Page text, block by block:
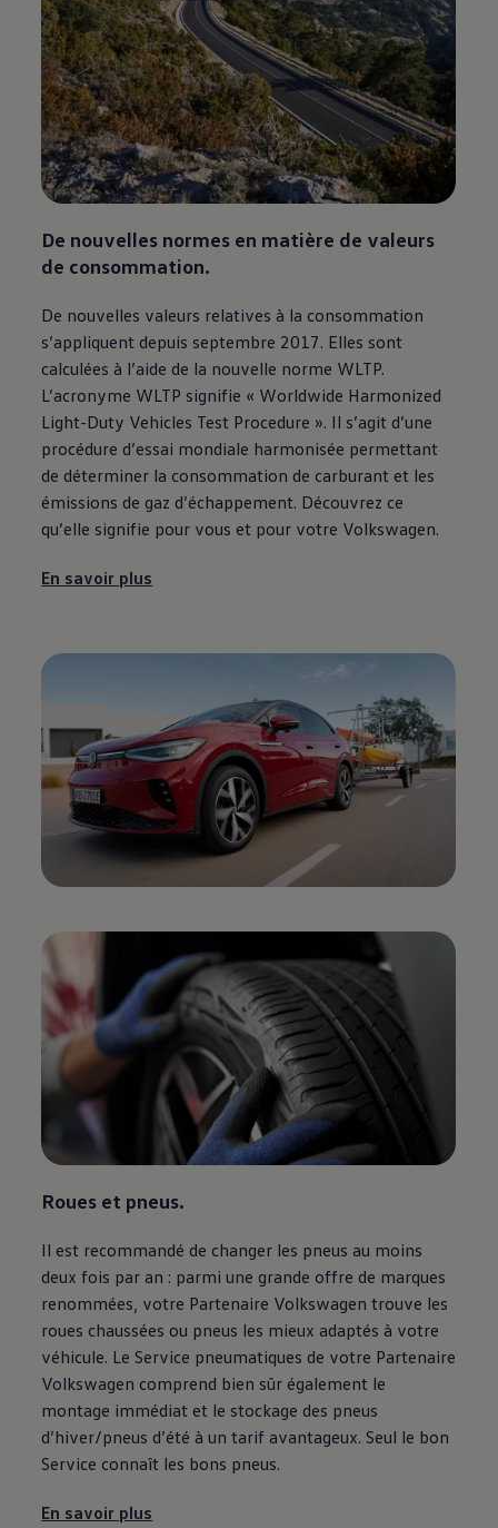
De nouvelles normes en matière de valeurs
de consommation.
De nouvelles valeurs relatives à la consommation
s’appliquent depuis septembre 2017. Elles sont
calculées à l’aide de la nouvelle norme WLTP.
L’acronyme WLTP signifie « Worldwide Harmonized
Light-Duty Vehicles Test Procedure ». Il s’agit d’une
procédure d’essai mondiale harmonisée permettant
de déterminer la consommation de carburant et les
émissions de gaz d’échappement. Découvrez ce
qu’elle signifie pour vous et pour votre Volkswagen.
En savoir plus
Roues et pneus.
Il est recommandé de changer les pneus au moins
deux fois par an : parmi une grande offre de marques
renommées, votre Partenaire Volkswagen trouve les
roues chaussées ou pneus les mieux adaptés à votre
véhicule. Le Service pneumatiques de votre Partenaire
Volkswagen comprend bien sûr également le
montage immédiat et le stockage des pneus
d’hiver/pneus d’été à un tarif avantageux. Seul le bon
Service connaît les bons pneus.
En savoir plus